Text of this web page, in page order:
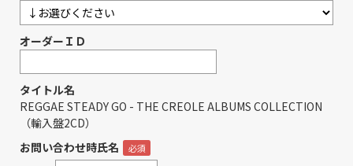
オーダーＩＤ
タイトル名
REGGAE STEADY GO - THE CREOLE ALBUMS COLLECTION
（輸入盤2CD）
お問い合わせ時氏名